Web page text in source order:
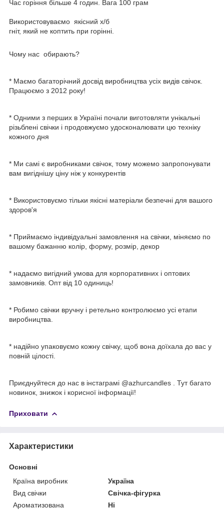
Час горіння більше 4 годин. Вага 100 грам
Використовуваємо якісний х/б
гніт, який не коптить при горінні.
Чому нас обирають?
* Маємо багаторічний досвід виробництва усіх видів свічок.
Працюємо з 2012 року!
* Одними з перших в Україні почали виготовляти унікальні
різьблені свічки і продовжуємо удосконалювати цю техніку
кожного дня
* Ми самі є виробниками свічок, тому можемо запропонувати
вам вигіднішу ціну ніж у конкурентів
* Використовуємо тільки якісні матеріали безпечні для вашого
здоров'я
* Приймаємо індивідуальні замовлення на свічки, міняємо по
вашому бажанню колір, форму, розмір, декор
* надаємо вигідний умова для корпоративних і оптових
замовників. Опт від 10 одиниць!
* Робимо свічки вручну і ретельно контролюємо усі етапи
виробництва.
* надійно упаковуємо кожну свічку, щоб вона доїхала до вас у
повній цілості.
Приєднуйтеся до нас в інстаграмі @azhurcandles . Тут багато
новинок, знижок і корисної інформації!
Приховати
Характеристики
Основні
Країна виробник
Україна
Вид свічки
Свічка-фігурка
Ароматизована
Ні